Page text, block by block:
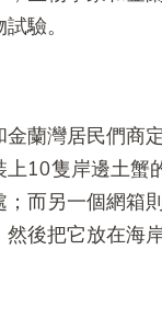
驗。
蘭灣居民們商
上10隻岸邊土蟹
；而另一個網箱
後把它放在海